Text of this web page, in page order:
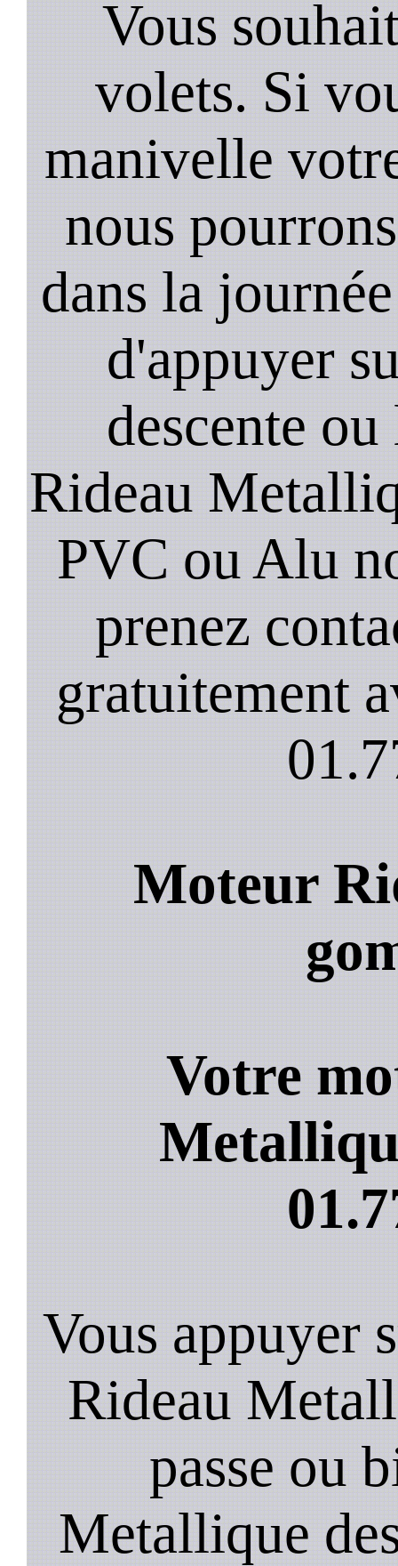
Vous
volets. Si
manivelle
nous
dans la
d'appuyer
descente
Rideau
PVC ou Alu
prenez
gratuitement
Moteur
Votre
Vous appuyer
Rideau
passe ou
Metallique